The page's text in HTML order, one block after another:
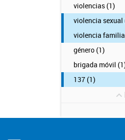
violencias (1)
violencia sexual
violencia
género (1)
brigada móvil
137 (1)